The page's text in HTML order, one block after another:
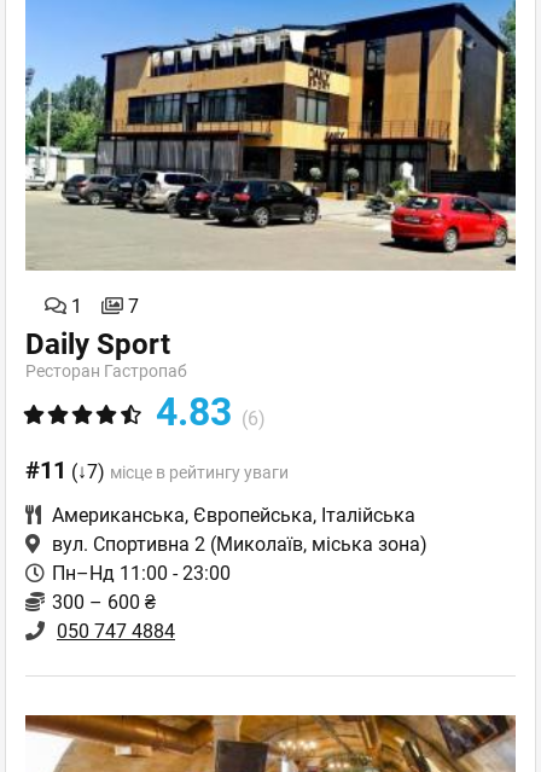
1 7
Daily Sport
Ресторан Гастропаб
4.83 (6)
#11 (↓7) місце в рейтингу уваги
Американська, Європейська, Італійська
вул. Спортивна 2 (Миколаїв, міська зона)
Пн–Нд 11:00 - 23:00
300 – 600 ₴
050 747 4884